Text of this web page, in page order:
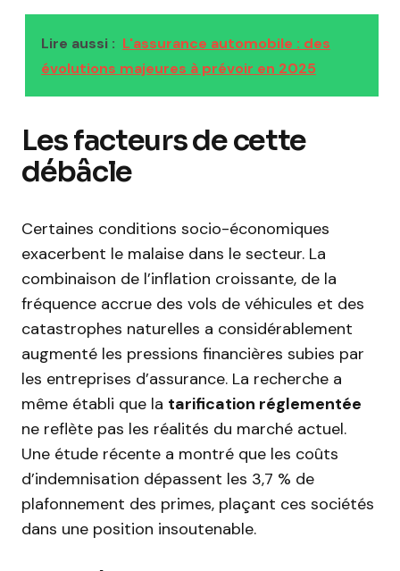
Lire aussi : L'assurance automobile : des
évolutions majeures à prévoir en 2025
Les facteurs de cette
débâcle
Certaines conditions socio-économiques
exacerbent le malaise dans le secteur. La
combinaison de l’inflation croissante, de la
fréquence accrue des vols de véhicules et des
catastrophes naturelles a considérablement
augmenté les pressions financières subies par
les entreprises d’assurance. La recherche a
même établi que la tarification réglementée
ne reflète pas les réalités du marché actuel.
Une étude récente a montré que les coûts
d’indemnisation dépassent les 3,7 % de
plafonnement des primes, plaçant ces sociétés
dans une position insoutenable.